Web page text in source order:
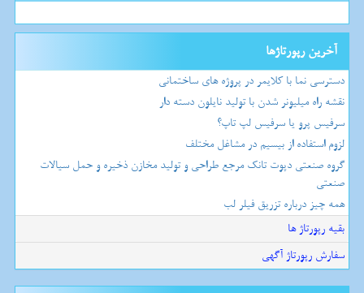
آخرین رپورتاژها
دسترسی نما با کلایمر در پروژه های ساختمانی
نقشه راه میلیونر شدن با تولید نایلون دسته دار
سرفیس پرو یا سرفیس لپ تاپ؟
لزوم استفاده از بیسیم در مشاغل مختلف
گروه صنعتی دپوت تانک مرجع طراحی و تولید مخازن ذخیره و حمل سیالات
صنعتی
همه چیز درباره تزریق فیلر لب
بقیه رپورتاژ ها
سفارش رپورتاژ آگهی